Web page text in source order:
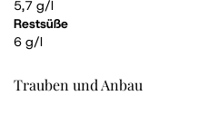
5,7 g/l
Restsüße
6 g/l
Trauben und Anbau